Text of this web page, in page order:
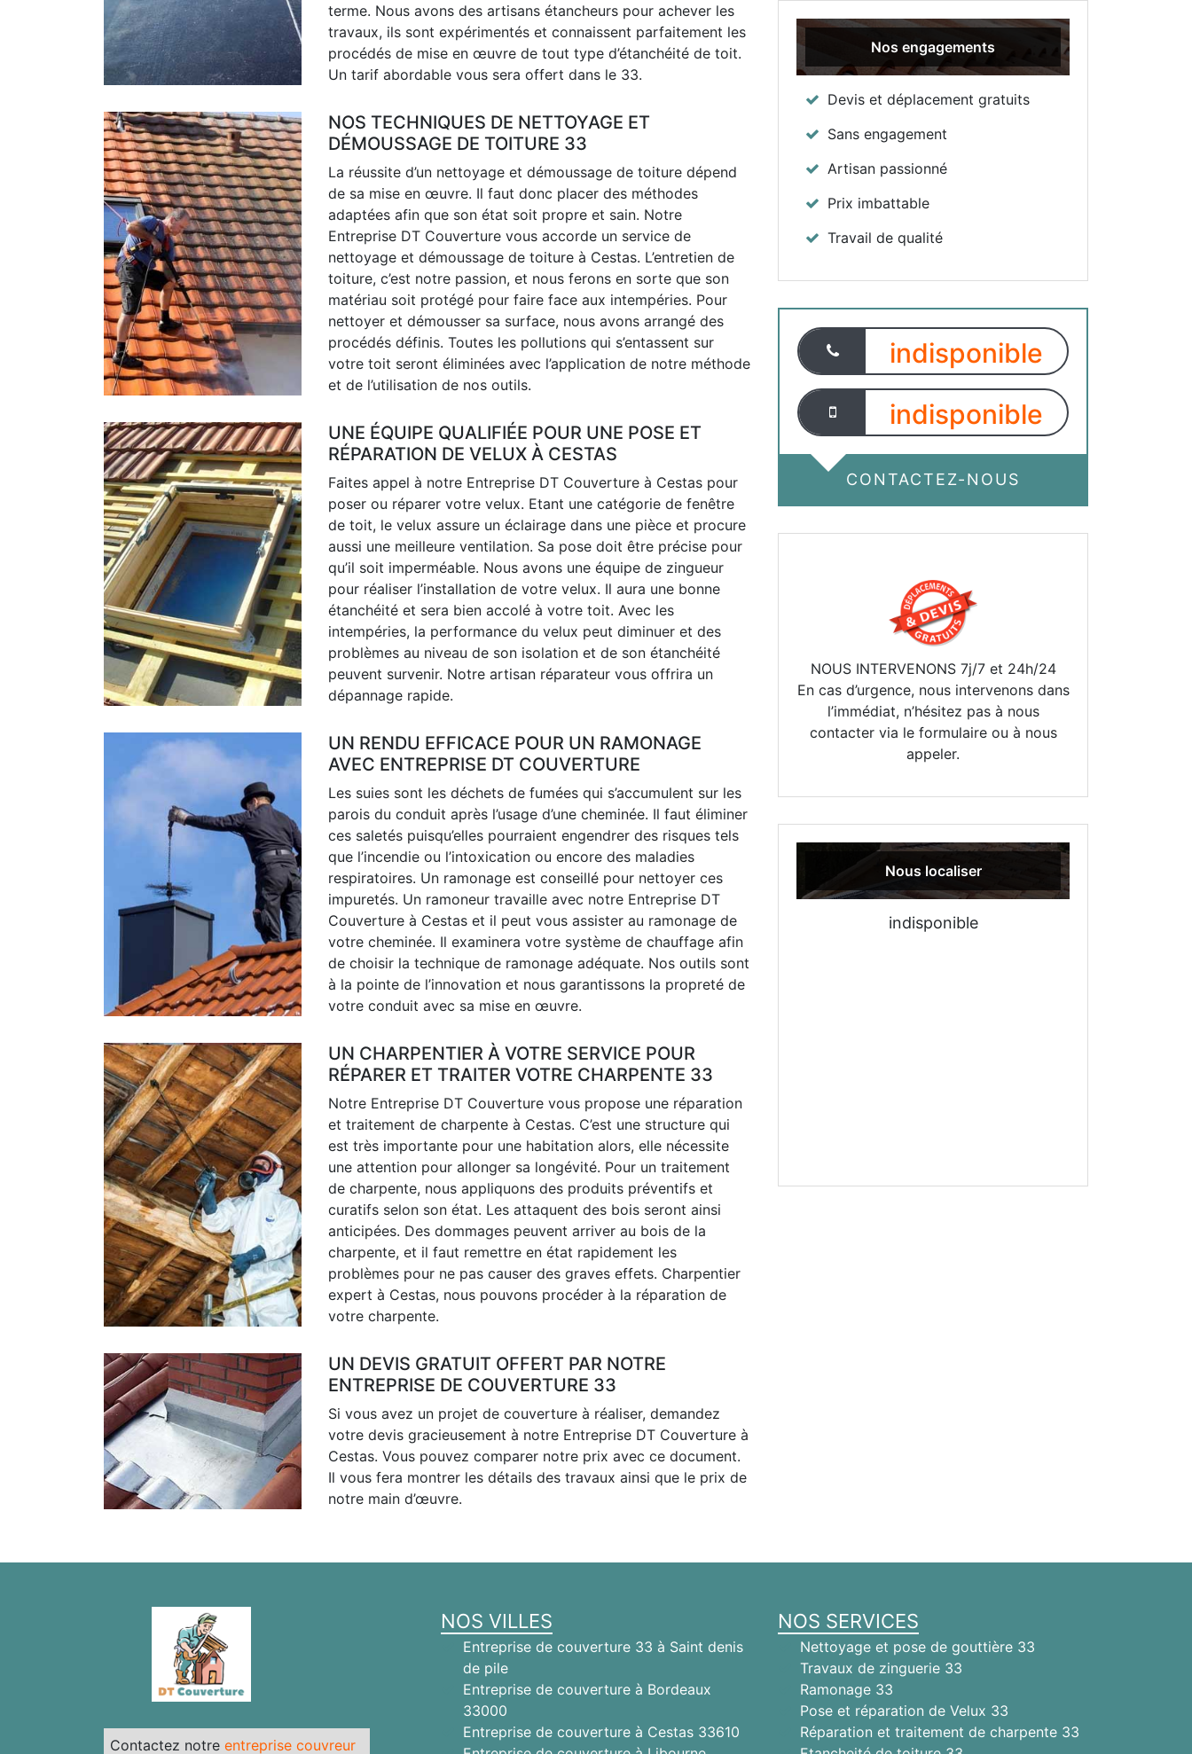
terme. Nous avons des artisans étancheurs pour achever les
travaux, ils sont expérimentés et connaissent parfaitement les
procédés de mise en œuvre de tout type d’étanchéité de toit.
Un tarif abordable vous sera offert dans le 33.
NOS TECHNIQUES DE NETTOYAGE ET
DÉMOUSSAGE DE TOITURE 33
La réussite d’un nettoyage et démoussage de toiture dépend
de sa mise en œuvre. Il faut donc placer des méthodes
adaptées afin que son état soit propre et sain. Notre
Entreprise DT Couverture vous accorde un service de
nettoyage et démoussage de toiture à Cestas. L’entretien de
toiture, c’est notre passion, et nous ferons en sorte que son
matériau soit protégé pour faire face aux intempéries. Pour
nettoyer et démousser sa surface, nous avons arrangé des
procédés définis. Toutes les pollutions qui s’entassent sur
votre toit seront éliminées avec l’application de notre méthode
et de l’utilisation de nos outils.
UNE ÉQUIPE QUALIFIÉE POUR UNE POSE ET
RÉPARATION DE VELUX À CESTAS
Faites appel à notre Entreprise DT Couverture à Cestas pour
poser ou réparer votre velux. Etant une catégorie de fenêtre
de toit, le velux assure un éclairage dans une pièce et procure
aussi une meilleure ventilation. Sa pose doit être précise pour
qu’il soit imperméable. Nous avons une équipe de zingueur
pour réaliser l’installation de votre velux. Il aura une bonne
étanchéité et sera bien accolé à votre toit. Avec les
intempéries, la performance du velux peut diminuer et des
problèmes au niveau de son isolation et de son étanchéité
peuvent survenir. Notre artisan réparateur vous offrira un
dépannage rapide.
UN RENDU EFFICACE POUR UN RAMONAGE
AVEC ENTREPRISE DT COUVERTURE
Les suies sont les déchets de fumées qui s’accumulent sur les
parois du conduit après l’usage d’une cheminée. Il faut éliminer
ces saletés puisqu’elles pourraient engendrer des risques tels
que l’incendie ou l’intoxication ou encore des maladies
respiratoires. Un ramonage est conseillé pour nettoyer ces
impuretés. Un ramoneur travaille avec notre Entreprise DT
Couverture à Cestas et il peut vous assister au ramonage de
votre cheminée. Il examinera votre système de chauffage afin
de choisir la technique de ramonage adéquate. Nos outils sont
à la pointe de l’innovation et nous garantissons la propreté de
votre conduit avec sa mise en œuvre.
UN CHARPENTIER À VOTRE SERVICE POUR
RÉPARER ET TRAITER VOTRE CHARPENTE 33
Notre Entreprise DT Couverture vous propose une réparation
et traitement de charpente à Cestas. C’est une structure qui
est très importante pour une habitation alors, elle nécessite
une attention pour allonger sa longévité. Pour un traitement
de charpente, nous appliquons des produits préventifs et
curatifs selon son état. Les attaquent des bois seront ainsi
anticipées. Des dommages peuvent arriver au bois de la
charpente, et il faut remettre en état rapidement les
problèmes pour ne pas causer des graves effets. Charpentier
expert à Cestas, nous pouvons procéder à la réparation de
votre charpente.
UN DEVIS GRATUIT OFFERT PAR NOTRE
ENTREPRISE DE COUVERTURE 33
Si vous avez un projet de couverture à réaliser, demandez
votre devis gracieusement à notre Entreprise DT Couverture à
Cestas. Vous pouvez comparer notre prix avec ce document.
Il vous fera montrer les détails des travaux ainsi que le prix de
notre main d’œuvre.
Nos engagements
Devis et déplacement gratuits
Sans engagement
Artisan passionné
Prix imbattable
Travail de qualité
indisponible
indisponible
CONTACTEZ-NOUS
NOUS INTERVENONS 7j/7 et 24h/24
En cas d’urgence, nous intervenons dans
l’immédiat, n’hésitez pas à nous
contacter via le formulaire ou à nous
appeler.
Nous localiser
indisponible
Contactez notre entreprise couvreur
NOS VILLES
Entreprise de couverture 33 à Saint denis
de pile
Entreprise de couverture à Bordeaux
33000
Entreprise de couverture à Cestas 33610
NOS SERVICES
Nettoyage et pose de gouttière 33
Travaux de zinguerie 33
Ramonage 33
Pose et réparation de Velux 33
Réparation et traitement de charpente 33